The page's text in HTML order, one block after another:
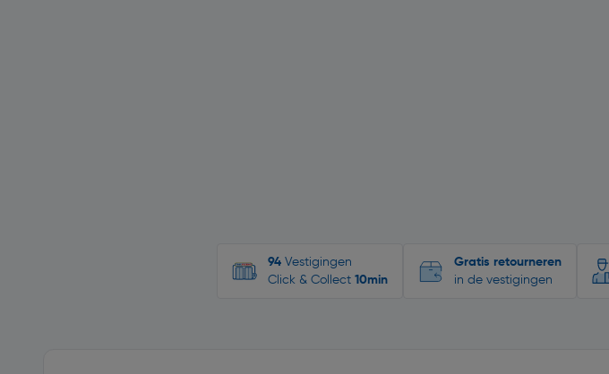
94 Vestigingen
Click & Collect 10min
Gratis retourneren
in de vestigingen